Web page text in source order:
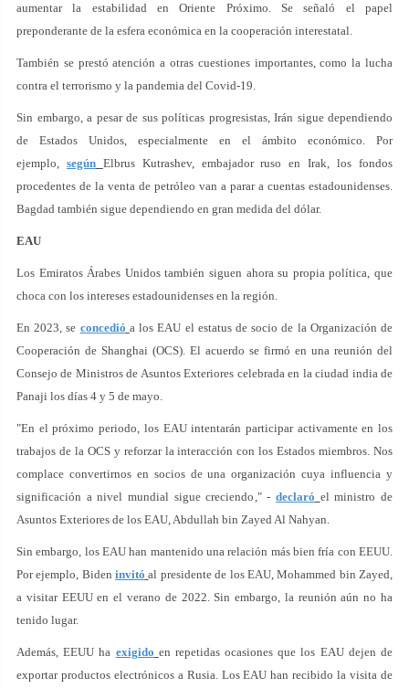
aumentar la estabilidad en Oriente Próximo. Se señaló el papel
preponderante de la esfera económica en la cooperación interestatal.
También se prestó atención a otras cuestiones importantes, como la lucha
contra el terrorismo y la pandemia del Covid-19.
Sin embargo, a pesar de sus políticas progresistas, Irán sigue dependiendo
de Estados Unidos, especialmente en el ámbito económico. Por
ejemplo, según Elbrus Kutrashev, embajador ruso en Irak, los fondos
procedentes de la venta de petróleo van a parar a cuentas estadounidenses.
Bagdad también sigue dependiendo en gran medida del dólar.
EAU
Los Emiratos Árabes Unidos también siguen ahora su propia política, que
choca con los intereses estadounidenses en la región.
En 2023, se concedió a los EAU el estatus de socio de la Organización de
Cooperación de Shanghai (OCS). El acuerdo se firmó en una reunión del
Consejo de Ministros de Asuntos Exteriores celebrada en la ciudad india de
Panaji los días 4 y 5 de mayo.
"En el próximo periodo, los EAU intentarán participar activamente en los
trabajos de la OCS y reforzar la interacción con los Estados miembros. Nos
complace convertirnos en socios de una organización cuya influencia y
significación a nivel mundial sigue creciendo," - declaró el ministro de
Asuntos Exteriores de los EAU, Abdullah bin Zayed Al Nahyan.
Sin embargo, los EAU han mantenido una relación más bien fría con EEUU.
Por ejemplo, Bideninvitó al presidente de los EAU, Mohammed bin Zayed,
a visitar EEUU en el verano de 2022. Sin embargo, la reunión aún no ha
tenido lugar.
Además, EEUU ha exigido en repetidas ocasiones que los EAU dejen de
exportar productos electrónicos a Rusia. Los EAU han recibido la visita de